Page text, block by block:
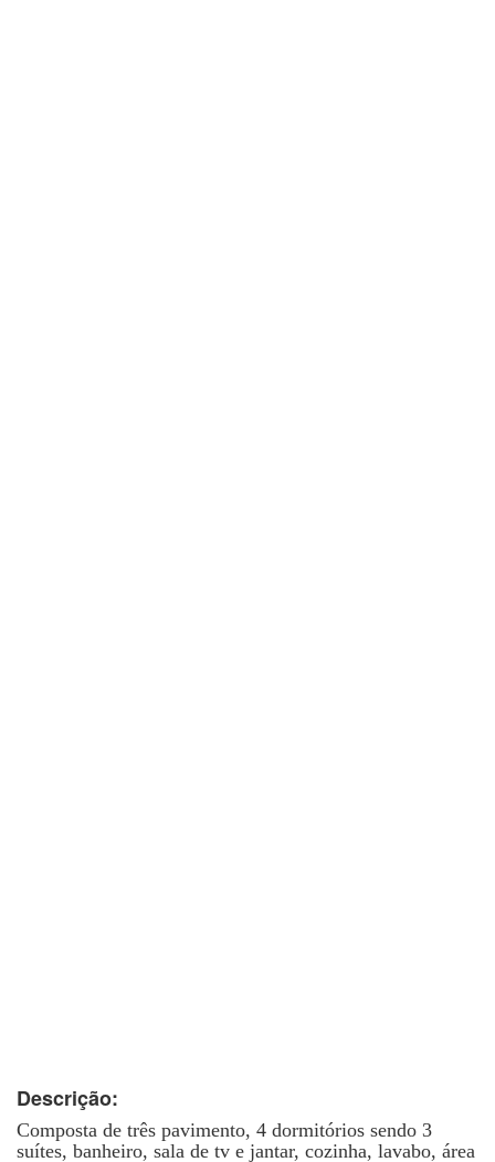
Descrição:
Composta de três pavimento, 4 dormitórios sendo 3
suítes, banheiro, sala de tv e jantar, cozinha, lavabo, área